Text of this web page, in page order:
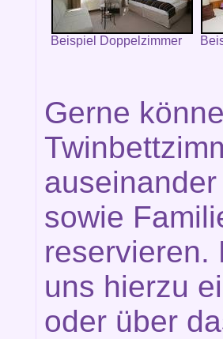
Beispiel Doppelzimmer
Gerne
sowie
reservieren.
uns hierzu
oder über